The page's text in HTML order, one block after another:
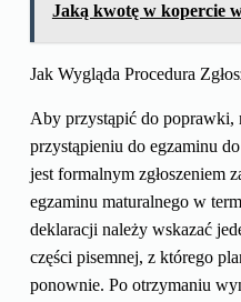
Jaką kwotę w kopercie
Jak Wygląda Procedura
Aby przystąpić do poprawki,
przystąpieniu do egzaminu
jest formalnym zgłoszeniem
egzaminu maturalnego w
deklaracji należy wskazać
części pisemnej, z którego
ponownie. Po otrzymaniu